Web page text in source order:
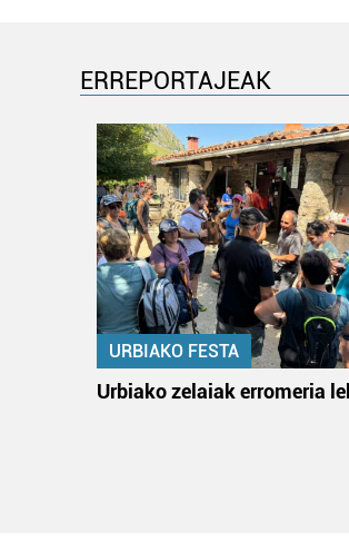
ERREPORTAJEAK
URBIAKO FESTA
Urbiako zelaiak erromeria